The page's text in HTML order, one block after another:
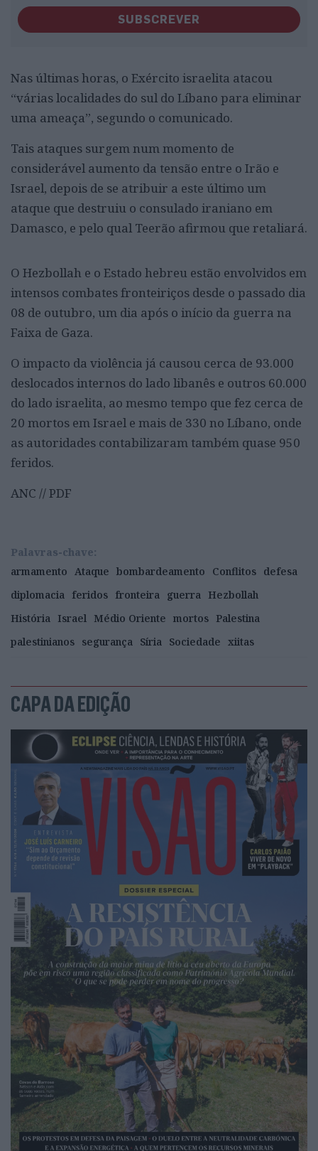
SUBSCREVER
Nas últimas horas, o Exército israelita atacou
“várias localidades do sul do Líbano para eliminar
uma ameaça”, segundo o comunicado.
Tais ataques surgem num momento de
considerável aumento da tensão entre o Irão e
Israel, depois de se atribuir a este último um
ataque que destruiu o consulado iraniano em
Damasco, e pelo qual Teerão afirmou que retaliará.
O Hezbollah e o Estado hebreu estão envolvidos em
intensos combates fronteiriços desde o passado dia
08 de outubro, um dia após o início da guerra na
Faixa de Gaza.
O impacto da violência já causou cerca de 93.000
deslocados internos do lado libanês e outros 60.000
do lado israelita, ao mesmo tempo que fez cerca de
20 mortos em Israel e mais de 330 no Líbano, onde
as autoridades contabilizaram também quase 950
feridos.
ANC // PDF
Palavras-chave:
armamento Ataque bombardeamento Conflitos defesa
diplomacia feridos fronteira guerra Hezbollah
História Israel Médio Oriente mortos Palestina
palestinianos segurança Síria Sociedade xiitas
CAPA DA EDIÇÃO